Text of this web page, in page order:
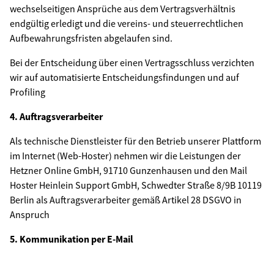
wechselseitigen Ansprüche aus dem Vertragsverhältnis
endgültig erledigt und die vereins- und steuerrechtlichen
Aufbewahrungsfristen abgelaufen sind.
Bei der Entscheidung über einen Vertragsschluss verzichten
wir auf automatisierte Entscheidungsfindungen und auf
Profiling
4. Auftragsverarbeiter
Als technische Dienstleister für den Betrieb unserer Plattform
im Internet (Web-Hoster) nehmen wir die Leistungen der
Hetzner Online GmbH, 91710 Gunzenhausen und den Mail
Hoster Heinlein Support GmbH, Schwedter Straße 8/9B 10119
Berlin als Auftragsverarbeiter gemäß Artikel 28 DSGVO in
Anspruch
5. Kommunikation per E-Mail